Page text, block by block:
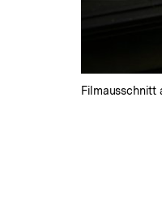
Filmausschnitt